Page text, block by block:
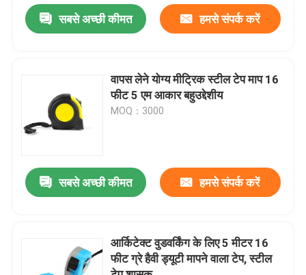
कारखाना भ्रमण
संपर्क करें
एक उद्धरण का अनुरोध करें
वस्त्र टेप उपाय
निजीकृत सिलाई टेप उपाय
सबसे अच्छी कीमत हमसे संपर्क करें
वापस लेने योग्य मीट्रिक स्टील टेप माप 16
फीट 5 एम आकार बहुउद्देशीय
MOQ：3000
सबसे अच्छी कीमत हमसे संपर्क करें
आर्किटेक्ट वुडवर्किंग के लिए 5 मीटर 16
फीट ग्रे हैवी ड्यूटी मापने वाला टेप, स्टील